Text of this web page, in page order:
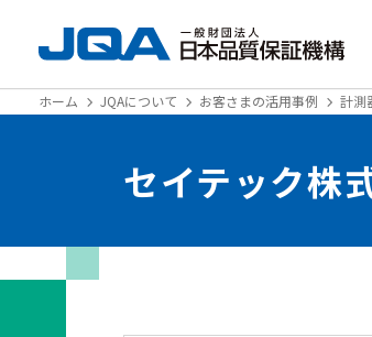
ホーム JQAについて お客さまの活用事例 計測
セイテック株